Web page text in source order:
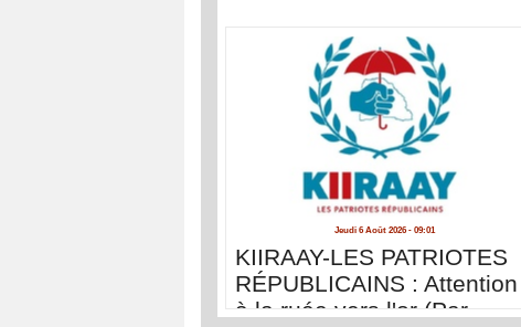
Jeudi 6 Août 2026 - 09:01
KIIRAAY-LES PATRIOTES
RÉPUBLICAINS : Attention
à la ruée vers l'or (Par